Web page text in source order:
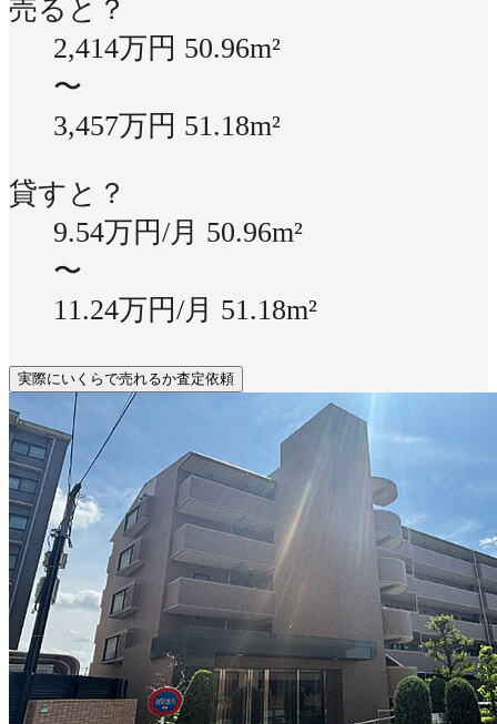
売ると？
2,414万円 50.96m²
〜
3,457万円 51.18m²
貸すと？
9.54万円/月 50.96m²
〜
11.24万円/月 51.18m²
実際にいくらで売れるか査定依頼